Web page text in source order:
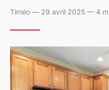
Timéo — 29 avril 2025 — 4